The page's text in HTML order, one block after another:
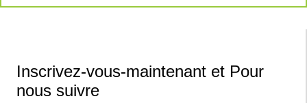
Inscrivez-vous-maintenant et Pour
nous suivre